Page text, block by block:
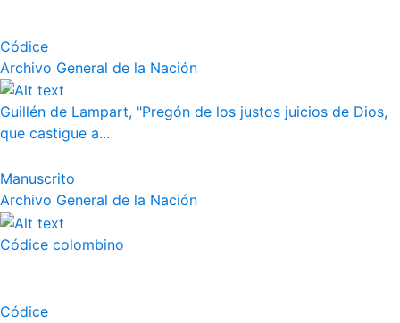
Códice
Archivo General de la Nación
Guillén de Lampart, "Pregón de los justos juicios de Dios,
que castigue a...
Manuscrito
Archivo General de la Nación
Códice colombino
Códice